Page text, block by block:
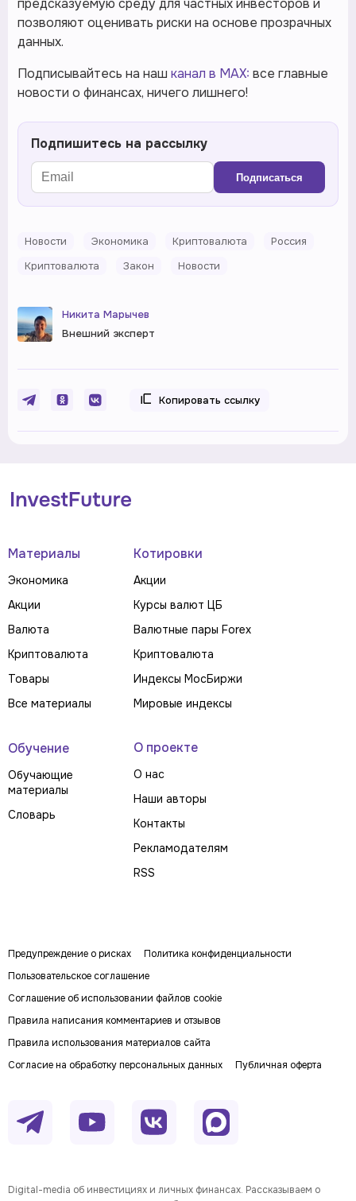
предсказуемую среду для частных инвесторов и
позволяют оценивать риски на основе прозрачных
данных.
Подписывайтесь на наш канал в MAX: все главные
новости о финансах, ничего лишнего!
Подпишитесь на рассылку
Подписаться
Новости Экономика Криптовалюта
Россия
Криптовалюта
Закон Новости
Никита Марычев
Внешний эксперт
Копировать ссылку
Материалы
Экономика
Акции
Валюта
Криптовалюта
Товары
Все материалы
Котировки
Акции
Курсы валют ЦБ
Валютные пары Forex
Криптовалюта
Индексы МосБиржи
Мировые индексы
Обучение
Обучающие
материалы
Словарь
О проекте
О нас
Наши авторы
Контакты
Рекламодателям
RSS
Предупреждение о рисках
Политика конфиденциальности
Пользовательское соглашение
Соглашение об использовании файлов cookie
Правила написания комментариев и отзывов
Правила использования материалов сайта
Согласие на обработку персональных данных
Публичная оферта
Digital-media об инвестициях и личных финансах. Рассказываем о